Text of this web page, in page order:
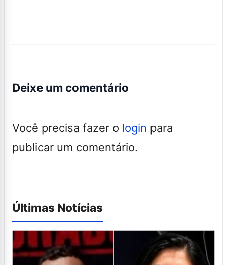
Deixe um comentário
Você precisa fazer o login para
publicar um comentário.
Últimas Notícias